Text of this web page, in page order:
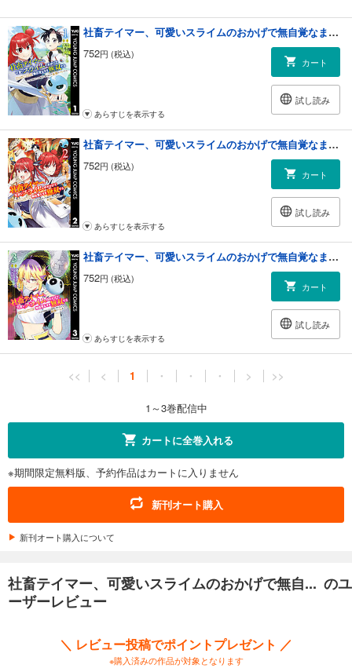
社畜テイマー、可愛いスライムのおかげで無自覚なまま無双する～うっかり国内トップの配信に映り込んで最強がバレました～ 1
752円 (税込)
カート
試し読み
あらすじを表示する
社畜テイマー、可愛いスライムのおかげで無自覚なまま無双する～うっかり国内トップの配信に映り込んで最強がバレました～ 2
752円 (税込)
カート
試し読み
あらすじを表示する
社畜テイマー、可愛いスライムのおかげで無自覚なまま無双する～うっかり国内トップの配信に映り込んで最強がバレました～ 3
752円 (税込)
カート
試し読み
あらすじを表示する
<< < 1 ・ ・ ・ > >>
1～3巻配信中
カートに全巻入れる
※期間限定無料版、予約作品はカートに入りません
新刊オート購入
新刊オート購入について
社畜テイマー、可愛いスライムのおかげで無自... のユ
ーザーレビュー
＼ レビュー投稿でポイントプレゼント ／
※購入済みの作品が対象となります